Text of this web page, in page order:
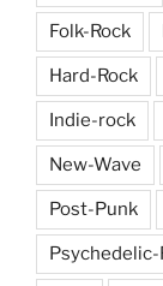
Folk-Rock
Hard-Rock
Indie-rock
New-Wave
Post-Punk
Psychedelic-